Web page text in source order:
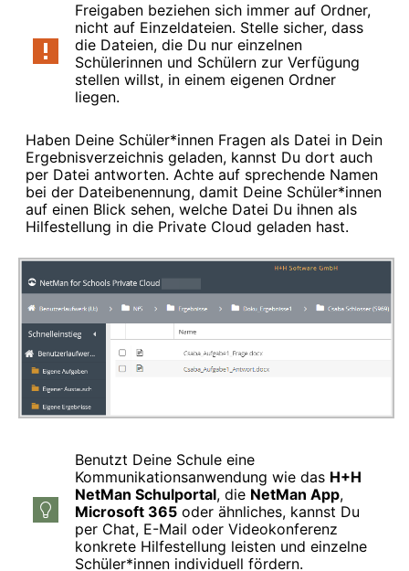
Freigaben beziehen sich immer auf Ordner,
nicht auf Einzeldateien. Stelle sicher, dass
die Dateien, die Du nur einzelnen
Schülerinnen und Schülern zur Verfügung
stellen willst, in einem eigenen Ordner
liegen.
Haben Deine Schüler*innen Fragen als Datei in Dein
Ergebnisverzeichnis geladen, kannst Du dort auch
per Datei antworten. Achte auf sprechende Namen
bei der Dateibenennung, damit Deine Schüler*innen
auf einen Blick sehen, welche Datei Du ihnen als
Hilfestellung in die Private Cloud geladen hast.
Benutzt Deine Schule eine
Kommunikationsanwendung wie das H+H
NetMan Schulportal, die NetMan App,
Microsoft 365 oder ähnliches, kannst Du
per Chat, E-Mail oder Videokonferenz
konkrete Hilfestellung leisten und einzelne
Schüler*innen individuell fördern.